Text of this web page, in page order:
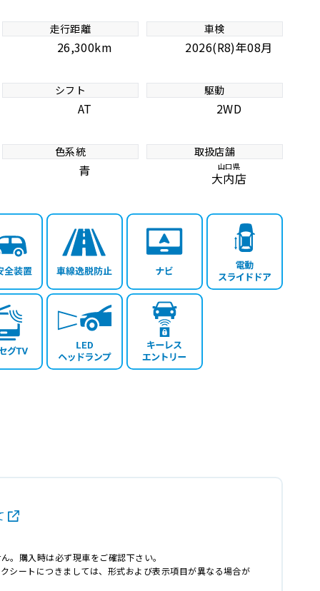
走行距離
26,300km
車検
2026(R8)年08月
シフト
AT
駆動
2WD
色系統
青
取扱店舗
山口県
大内店
。購入時は必ず現車をご確認下さい。
シートにつきましては、形式および表示項目が異なる場合が